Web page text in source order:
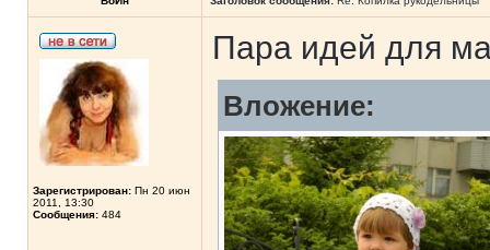
Зарегистрирован: Пн 20 июн
2011, 13:30
Сообщения: 484
Пара идей для
Вложение: